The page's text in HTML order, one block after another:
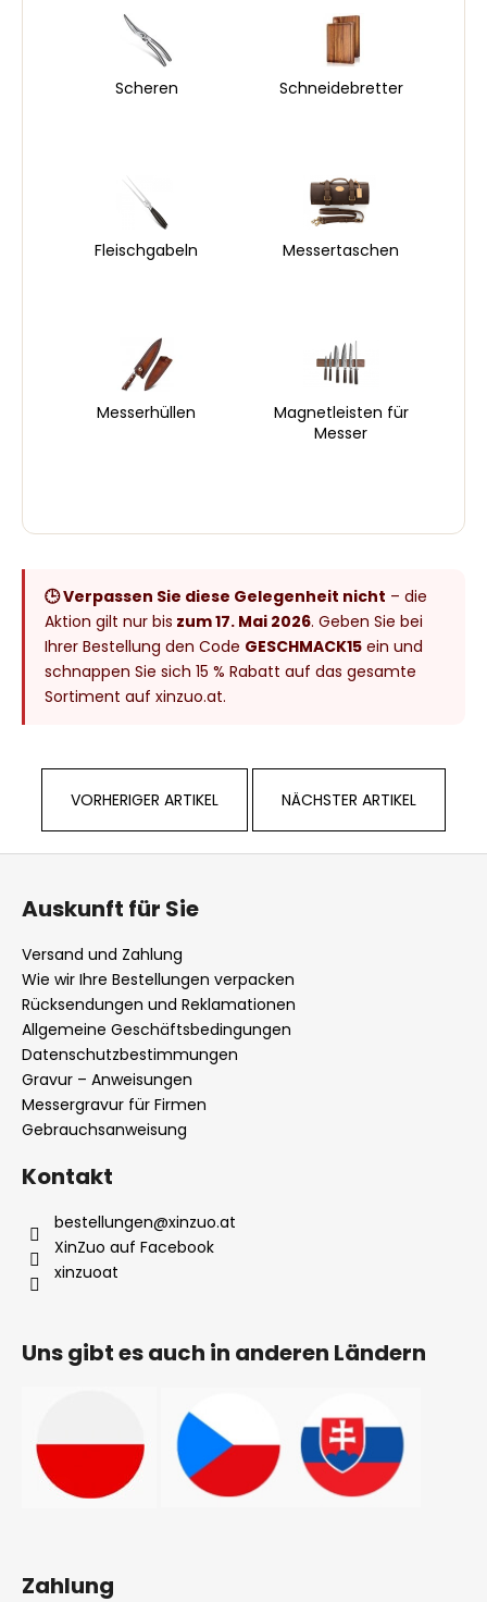
Scheren Schneidebretter
Fleischgabeln Messertaschen
Messerhüllen
Magnetleisten für
Messer
🕒 Verpassen Sie diese Gelegenheit nicht – die
Aktion gilt nur bis zum 17. Mai 2026. Geben Sie bei
Ihrer Bestellung den Code GESCHMACK15 ein und
schnappen Sie sich 15 % Rabatt auf das gesamte
Sortiment auf xinzuo.at.
VORHERIGER ARTIKEL NÄCHSTER ARTIKEL
Auskunft für Sie
Versand und Zahlung
Wie wir Ihre Bestellungen verpacken
Rücksendungen und Reklamationen
Allgemeine Geschäftsbedingungen
Datenschutzbestimmungen
Gravur – Anweisungen
Messergravur für Firmen
Gebrauchsanweisung
Kontakt
bestellungen@xinzuo.at
XinZuo auf Facebook
xinzuoat
Uns gibt es auch in anderen Ländern
Zahlung